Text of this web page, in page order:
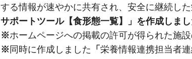
する情報が速やかに共有され、安全に継続し
サポートツール【食形態一覧】」を作成しまし
※ホームページへの掲載の許可が得られた施設
※ 同時に作成しました 「 栄養情報連携担当者